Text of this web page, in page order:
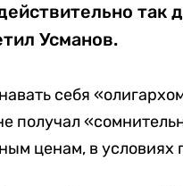
так
Усманов.
себя
получал
ценам, в условиях